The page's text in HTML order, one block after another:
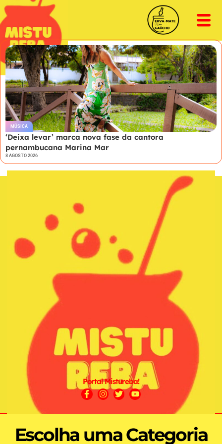
MÚSICA
‘Deixa levar’ marca nova fase da cantora
pernambucana Marina Mar
8 AGOSTO 2026
Portal Mistureba!
Escolha uma Categoria